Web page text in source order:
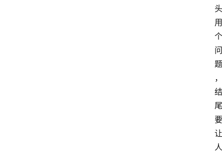
头
用
个
问
题
，
结
尾
要
让
人